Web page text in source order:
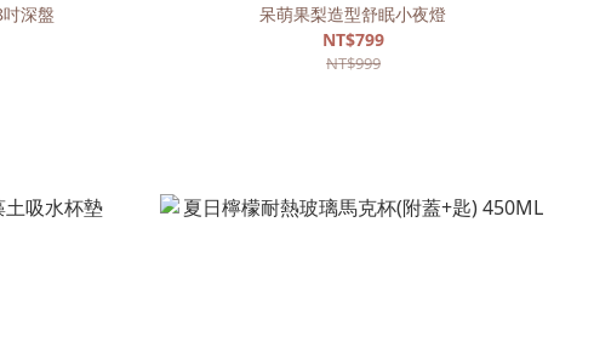
深盤
呆萌果梨造型舒眠小夜燈
NT$799
NT$999